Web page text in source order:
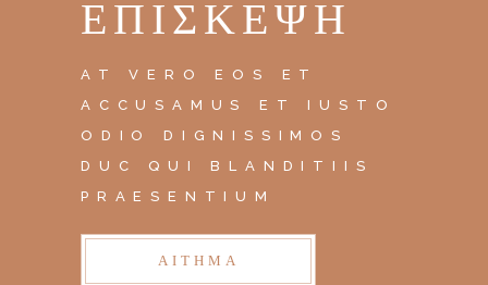
ΕΠΊΣΚΕΨΗ
AT VERO EOS ET
ACCUSAMUS ET IUSTO
ODIO DIGNISSIMOS
DUC QUI BLANDITIIS
PRAESENTIUM
ΑΊΤΗΜΑ